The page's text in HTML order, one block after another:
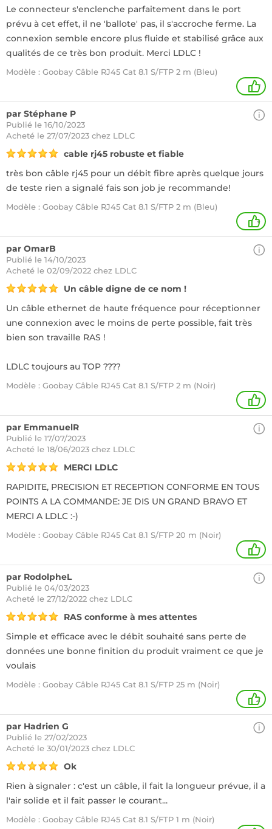
Le connecteur s'enclenche parfaitement dans le port
prévu à cet effet, il ne 'ballote' pas, il s'accroche ferme. La
connexion semble encore plus fluide et stabilisé grâce aux
qualités de ce très bon produit. Merci LDLC !
Modèle : Goobay Câble RJ45 Cat 8.1 S/FTP 2 m (Bleu)
1
par Stéphane P
Publié le 16/10/2023
Acheté le 27/07/2023 chez LDLC
cable rj45 robuste et fiable
très bon câble rj45 pour un débit fibre après quelque jours
de teste rien a signalé fais son job je recommande!
Modèle : Goobay Câble RJ45 Cat 8.1 S/FTP 2 m (Bleu)
+
par OmarB
Publié le 14/10/2023
Acheté le 02/09/2022 chez LDLC
Un câble digne de ce nom !
Un câble ethernet de haute fréquence pour réceptionner
une connexion avec le moins de perte possible, fait très
bien son travaille RAS !
LDLC toujours au TOP ????
Modèle : Goobay Câble RJ45 Cat 8.1 S/FTP 2 m (Noir)
1
par EmmanuelR
Publié le 17/07/2023
Acheté le 18/06/2023 chez LDLC
MERCI LDLC
RAPIDITE, PRECISION ET RECEPTION CONFORME EN TOUS
POINTS A LA COMMANDE: JE DIS UN GRAND BRAVO ET
MERCI A LDLC :-)
Modèle : Goobay Câble RJ45 Cat 8.1 S/FTP 20 m (Noir)
1
par RodolpheL
Publié le 04/03/2023
Acheté le 27/12/2022 chez LDLC
RAS conforme à mes attentes
Simple et efficace avec le débit souhaité sans perte de
données une bonne finition du produit vraiment ce que je
voulais
Modèle : Goobay Câble RJ45 Cat 8.1 S/FTP 25 m (Noir)
2
par Hadrien G
Publié le 27/02/2023
Acheté le 30/01/2023 chez LDLC
Ok
Rien à signaler : c'est un câble, il fait la longueur prévue, il a
l'air solide et il fait passer le courant...
Modèle : Goobay Câble RJ45 Cat 8.1 S/FTP 1 m (Noir)